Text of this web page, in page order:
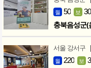
월 50 보
충북음성군(
서울 강서구 |
월 220 보